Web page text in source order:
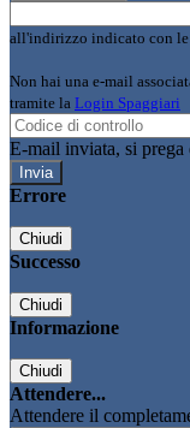
all'indirizzo indicato con le
Non hai una e-mail
tramite la Login Spaggiari
E-mail inviata, si prega
Errore
Chiudi
Successo
Chiudi
Informazione
Chiudi
Attendere...
Attendere il